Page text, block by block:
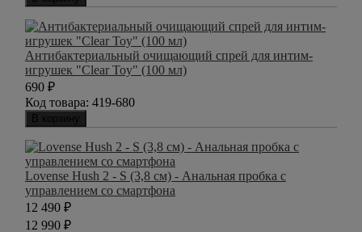
Антибактериальный очищающий спрей для интим-
игрушек "Clear Toy" (100 мл)
690 ₽
Код товара: 419-680
В корзину
Lovense Hush 2 - S (3,8 см) - Анальная пробка с
управлением со смартфона
12 490 ₽
12 990 ₽